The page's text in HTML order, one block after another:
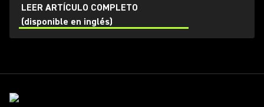
applications. Learn how get the most out of Axient
Digital with the Wireless Workbench 6 software.
LEER ARTÍCULO COMPLETO
(disponible en inglés)